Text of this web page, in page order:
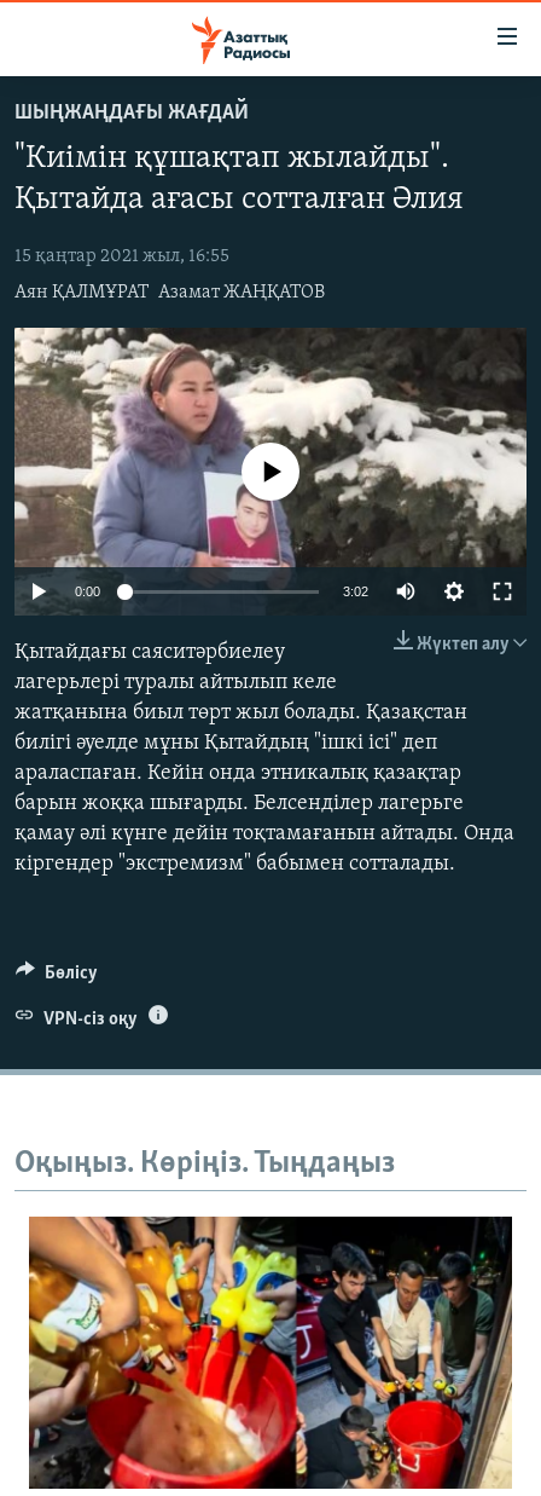
to
main
content
Skip
to
Navigation
Skip
to
Search
ЖАҢАЛЫҚТАР
САЯСАТ
AZATTYQTV
ҚАҢТАР ОҚИҒАСЫ
АДАМ ҚҰҚЫҚТАРЫ
ӘЛЕУМЕТ
ӘЛЕМ
АРНАЙЫ ЖОБАЛАР
Русский
ЖАЗЫЛЫҢЫЗ
Басқа тілдерде
ШЫҢЖАҢДАҒЫ ЖАҒДАЙ
"Киімін құшақтап жылайды".
Қытайда ағасы сотталған Әлия
15 қаңтар 2021 жыл, 16:55
Аян ҚАЛМҰРАТ Азамат ЖАҢҚАТОВ
240p 360p 480p
720p
No media source currently available
0:00 3:02
480p
1080p
Жүктеп алу
Қытайдағы саяситәрбиелеу
лагерьлері туралы айтылып келе
жатқанына биыл төрт жыл болады. Қазақстан
билігі әуелде мұны Қытайдың "ішкі ісі" деп
араласпаған. Кейін онда этникалық қазақтар
барын жоққа шығарды. Белсенділер лагерьге
қамау әлі күнге дейін тоқтамағанын айтады. Онда
кіргендер "экстремизм" бабымен сотталады.
Бөлісу
VPN-сіз оқу
Оқыңыз. Көріңіз. Тыңдаңыз